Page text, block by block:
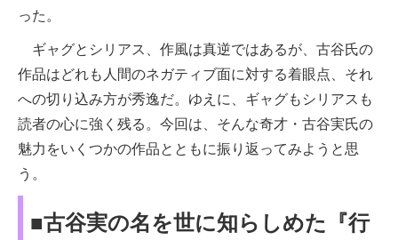
った。
ギャグとシリアス、作風は真逆ではあるが、古谷氏の
作品はどれも人間のネガティブ面に対する着眼点、それ
への切り込み方が秀逸だ。ゆえに、ギャグもシリアスも
読者の心に強く残る。今回は、そんな奇才・古谷実氏の
魅力をいくつかの作品とともに振り返ってみようと思
う。
■古谷実の名を世に知らしめた『行